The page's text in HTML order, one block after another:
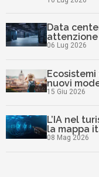
Data
06 Lug 2026
nuovi
15 Giu 2026
L’IA nel
la mappa
08 Mag 2026